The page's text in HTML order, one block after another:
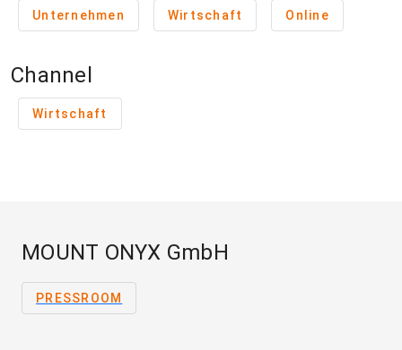
Unternehmen Wirtschaft Online
Channel
Wirtschaft
MOUNT ONYX GmbH
PRESSROOM